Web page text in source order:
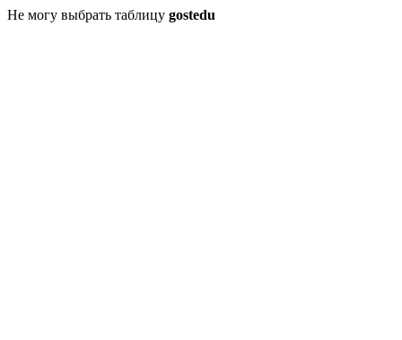
Не могу выбрать таблицу gostedu